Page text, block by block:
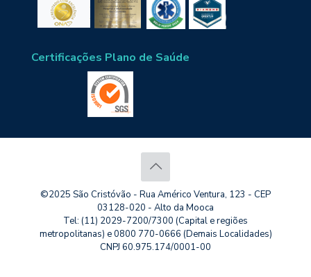
Certificações Plano de Saúde
©2025 São Cristóvão - Rua Américo Ventura, 123 - CEP
03128-020 - Alto da Mooca
Tel: (11) 2029-7200/7300 (Capital e regiões
metropolitanas) e 0800 770-0666 (Demais Localidades)
CNPJ 60.975.174/0001-00